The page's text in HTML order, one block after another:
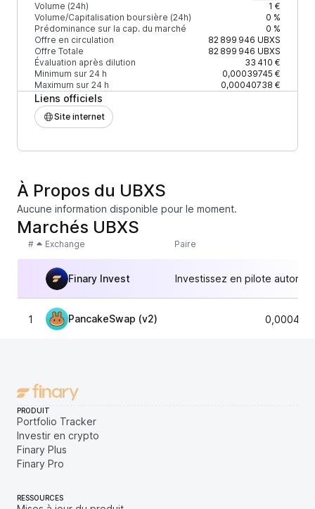
Volume (24h)
1 €
Volume/Capitalisation boursière (24h)
0 %
Prédominance sur la cap. du marché
0 %
Offre en circulation
82 899 946 UBXS
Offre Totale
82 899 946 UBXS
Évaluation après dilution
33 410 €
Minimum sur 24 h
0,00039745 €
Maximum sur 24 h
0,00040738 €
Liens officiels
Site internet
À Propos du UBXS
Aucune information disponible pour le moment.
Marchés UBXS
# Exchange Paire
Finary Invest Investissez en pilote
1 PancakeSwap (v2)
PRODUIT
Portfolio Tracker
Investir en crypto
Finary Plus
Finary Pro
RESSOURCES